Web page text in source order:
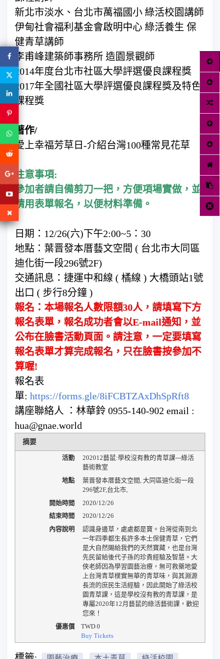
新北市淡水、台北市萬福國小 綠活校園講師
伊甸社會福利基金會啟明中心 綠活養生 保
健青草講師
李甫峰建築師事務所 造園景觀師
2014年度台北市社區大學評選優良課程獎
2017年全國社區大學評選優良課程獎及特色
課程獎
著作/
愛上幸福芳草日-介紹台灣100種常見花草
注意事項:
參加者請自備剪刀一把，方便項場實做，並
請用表單報名，以便材料準備。
日期：12/26(六)下午2:00~5：30
地點：葉晋發本厝藝文空間 ( 台北市大同區
迪化街一段296號2F)
交通訊息：捷運中和線 ( 橘線 ) 大橋頭站1號
出口 ( 步行8分鐘 )
報名：本場報名人數限額30人，請填寫下方
報名表單，報名成功者會以E-mail通知，並
公布在臉書活動頁面。請注意，一定要填寫
報名表單才算完成報名，只在臉書按參加不
算喔!
報名表
單: https://forms.gle/8iFCBTZAxDhSpRft8
講座聯絡人 ：林華鈴 0955-140-902 email :
hua@gnae.world
摘要
活動
202012藝鼠:學校沒有教的青草課---綠活
藝術教室
地點
葉晋發本厝藝文空間 大同區迪化街一段
296號2F, 台北市,
開始時間
2020/12/26
結束時間
2020/12/26
內容說明
認識身邊草，處處都是寶。台灣從南到北
一年四季都生長許多本土保健青草，它們
是大自然賜給我們的天然寶藏，也是台灣
先民留給後代子孫的珍貴經驗及智慧。大
俠老師因為學習園藝治療，無可救藥地愛
上台灣青草樸實無華的青草味，與其淵源
長流的庶民生活經驗，因此開始了綠活校
園青草課，這是學校沒有教的青草課，是
專屬2020年12月藝鼠的綠活藝術課，歡迎
您來！
優惠價
TWD0
Buy Tickets